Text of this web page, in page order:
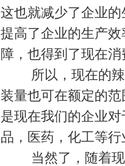
这也就减少了企业
提高了企业的生产
障，也得到了现在
所以，现在的
装量也可在额定的
是现在我们的企业
品，医药，化工等
当然了，随着现